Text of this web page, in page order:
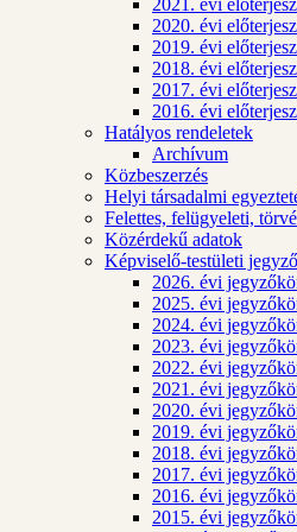
2021. évi
2020. évi
2019. évi
2018. évi
2017. évi
2016. évi
Hatályos rendeletek
Archívum
Közbeszerzés
Helyi társadalmi
Felettes, felügyeleti,
Közérdekű adatok
Képviselő-testületi
2026. évi
2025. évi
2024. évi
2023. évi
2022. évi
2021. évi
2020. évi
2019. évi
2018. évi
2017. évi
2016. évi
2015. évi